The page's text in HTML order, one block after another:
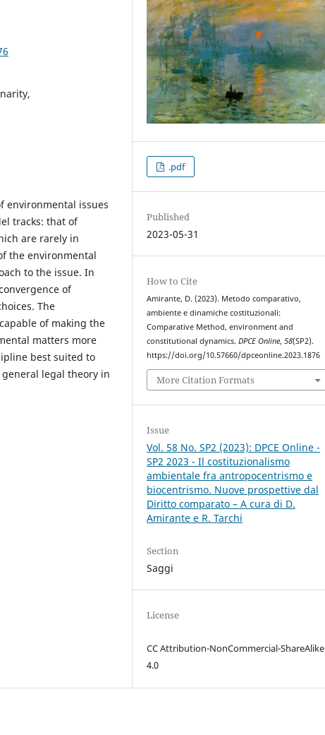
environmental issues
tracks: that of
are rarely in
the environmental
to the issue. In
of
The
of making the
matters more
best suited to
legal theory in
.pdf
Published
2023-05-31
How to Cite
Amirante, D. (2023). Metodo comparativo,
ambiente e dinamiche costituzionali:
Comparative Method, environment and
constitutional dynamics.DPCE Online,58(SP2).
https://doi.org/10.57660/dpceonline.2023.1876
More Citation Formats
Issue
Vol. 58 No. SP2 (2023): DPCE Online -
SP2 2023 - Il costituzionalismo
ambientale fra antropocentrismo e
biocentrismo. Nuove prospettive dal
Diritto comparato – A cura di D.
Amirante e R. Tarchi
Section
Saggi
License
CC Attribution-NonCommercial-ShareAlike
4.0